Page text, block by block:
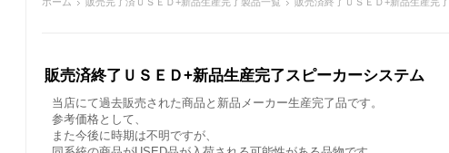
販売済終了ＵＳＥＤ+新品生産完了スピーカーシステム
当店にて過去販売された商品と新品メーカー生産完了品です。
参考価格として、
また今後に時期は不明ですが、